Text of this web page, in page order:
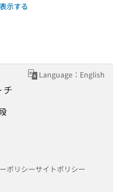
示する
Language：English
ポリシーサイトポリシー